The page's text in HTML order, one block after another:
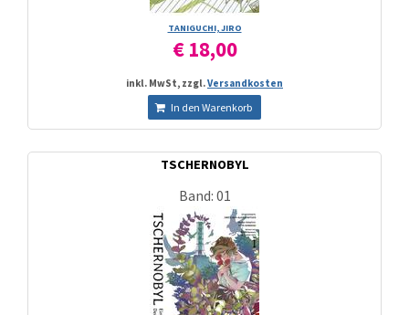
TANIGUCHI, JIRO
€ 18,00
inkl. MwSt, zzgl.Versandkosten
In den Warenkorb
TSCHERNOBYL
Band: 01